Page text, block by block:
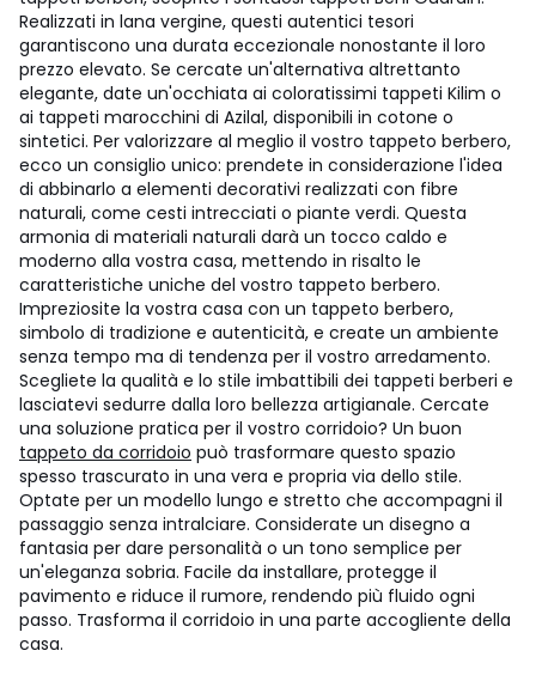
Realizzati in lana vergine, questi autentici tesori
garantiscono una durata eccezionale nonostante il loro
prezzo elevato. Se cercate un'alternativa altrettanto
elegante, date un'occhiata ai coloratissimi tappeti Kilim o
ai tappeti marocchini di Azilal, disponibili in cotone o
sintetici. Per valorizzare al meglio il vostro tappeto berbero,
ecco un consiglio unico: prendete in considerazione l'idea
di abbinarlo a elementi decorativi realizzati con fibre
naturali, come cesti intrecciati o piante verdi. Questa
armonia di materiali naturali darà un tocco caldo e
moderno alla vostra casa, mettendo in risalto le
caratteristiche uniche del vostro tappeto berbero.
Impreziosite la vostra casa con un tappeto berbero,
simbolo di tradizione e autenticità, e create un ambiente
senza tempo ma di tendenza per il vostro arredamento.
Scegliete la qualità e lo stile imbattibili dei tappeti berberi e
lasciatevi sedurre dalla loro bellezza artigianale. Cercate
una soluzione pratica per il vostro corridoio? Un buon
tappeto da corridoio può trasformare questo spazio
spesso trascurato in una vera e propria via dello stile.
Optate per un modello lungo e stretto che accompagni il
passaggio senza intralciare. Considerate un disegno a
fantasia per dare personalità o un tono semplice per
un'eleganza sobria. Facile da installare, protegge il
pavimento e riduce il rumore, rendendo più fluido ogni
passo. Trasforma il corridoio in una parte accogliente della
casa.